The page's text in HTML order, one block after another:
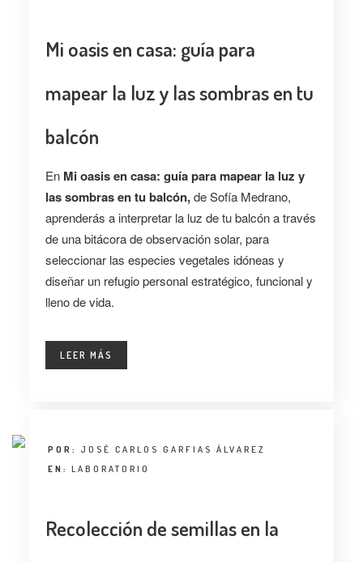
Mi oasis en casa: guía para
mapear la luz y las sombras en tu
balcón
EnMi oasis en casa: guía para mapear la luz y
las sombras en tu balcón,de Sofía Medrano,
aprenderás a interpretar la luz de tu balcón a través
de una bitácora de observación solar, para
seleccionar las especies vegetales idóneas y
diseñar un refugio personal estratégico, funcional y
lleno de vida.
LEER MÁS
POR: JOSÉ CARLOS GARFIAS ÁLVAREZ
EN: LABORATORIO
Recolección de semillas en la